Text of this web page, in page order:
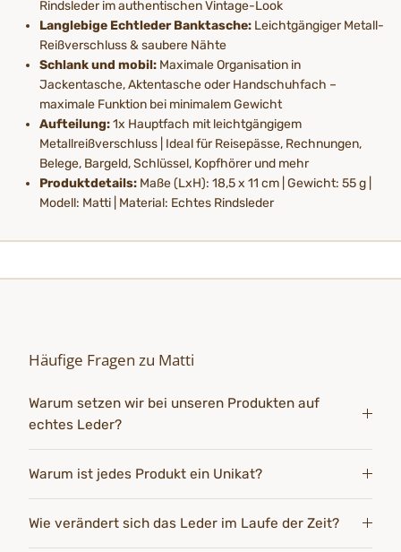
Rindsleder im authentischen Vintage-Look
Langlebige Echtleder Banktasche: Leichtgängiger Metall-
Reißverschluss & saubere Nähte
Schlank und mobil: Maximale Organisation in
Jackentasche, Aktentasche oder Handschuhfach –
maximale Funktion bei minimalem Gewicht
Aufteilung:1x Hauptfach mit leichtgängigem
Metallreißverschluss | Ideal für Reisepässe, Rechnungen,
Belege, Bargeld, Schlüssel, Kopfhörer und mehr
Produktdetails: Maße (LxH): 18,5 x 11 cm | Gewicht: 55 g |
Modell: Matti | Material: Echtes Rindsleder
Häufige Fragen zu Matti
Warum setzen wir bei unseren Produkten auf
echtes Leder?
Warum ist jedes Produkt ein Unikat?
Wie verändert sich das Leder im Laufe der Zeit?